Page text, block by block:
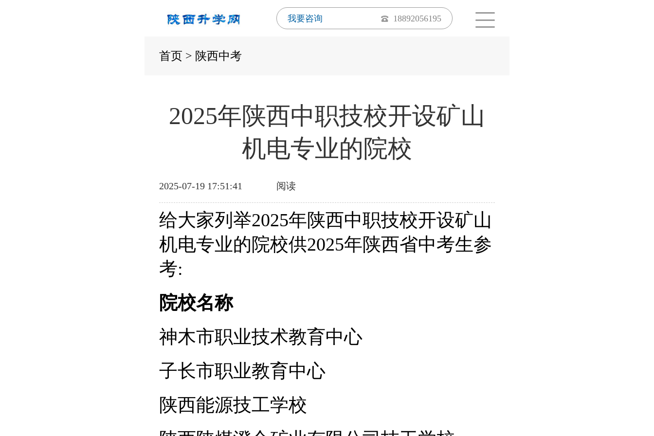
我要咨询 18892056195
首页 > 陕西中考
2025年陕西中职技校开设矿山
机电专业的院校
2025-07-19 17:51:41 阅读
给大家列举2025年陕西中职技校开设矿山
机电专业的院校供2025年陕西省中考生参
考:
院校名称
神木市职业技术教育中心
子长市职业教育中心
陕西能源技工学校